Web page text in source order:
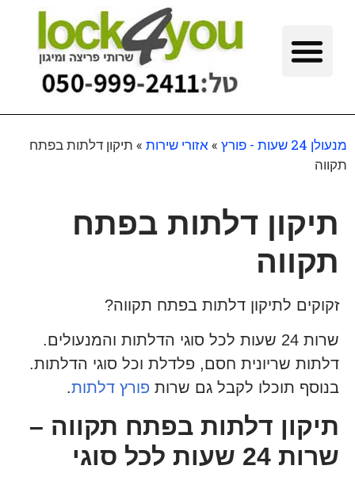
מנעולן 24 שעות - פורץ »אזורי שירות » תיקון דלתות בפתח
תקווה
תיקון דלתות בפתח
תקווה
זקוקים לתיקון דלתות בפתח תקווה?
שרות 24 שעות לכל סוגי הדלתות והמנעולים.
דלתות שריונית חסם, פלדלת וכל סוגי הדלתות.
בנוסף תוכלו לקבל גם שרות פורץ דלתות.
תיקון דלתות בפתח תקווה –
שרות 24 שעות לכל סוגי